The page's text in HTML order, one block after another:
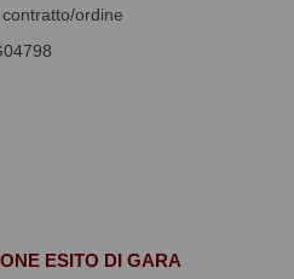
ordine
ESITO DI GARA